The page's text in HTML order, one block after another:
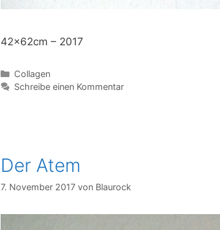
42x62cm – 2017
Kategorien
Collagen
Schreibe einen Kommentar
Der Atem
7. November 2017 von Blaurock